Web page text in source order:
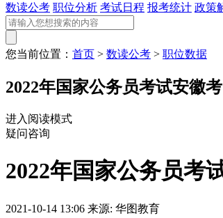
数读公考 职位分析 考试日程 报考统计 政策
您当前位置： 首页 > 数读公考 > 职位数据
2022年国家公务员考试安徽
进入阅读模式
疑问咨询
2022年国家公务员考
2021-10-14 13:06 来源: 华图教育